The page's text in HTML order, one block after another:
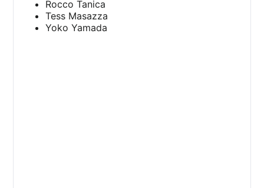
Rocco Tanica
Tess Masazza
Yoko Yamada